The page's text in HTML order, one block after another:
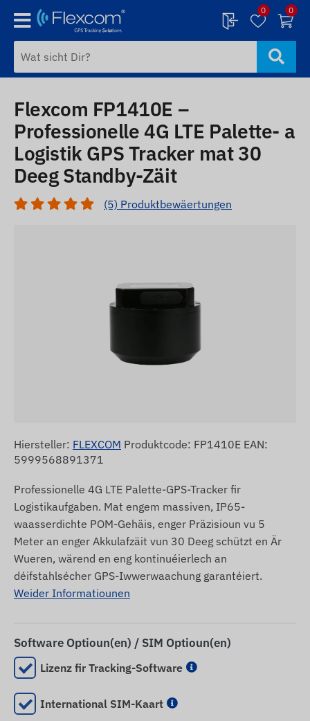
0 0
Flexcom FP1410E –
Professionelle 4G LTE Palette- a
Logistik GPS Tracker mat 30
Deeg Standby-Zäit
(5) Produktbewäertungen
Hiersteller: FLEXCOM Produktcode: FP1410E EAN:
5999568891371
Professionelle 4G LTE Palette-GPS-Tracker fir
Logistikaufgaben. Mat engem massiven, IP65-
waasserdichte POM-Gehäis, enger Präzisioun vu 5
Meter an enger Akkulafzäit vun 30 Deeg schützt en Är
Wueren, wärend en eng kontinuéierlech an
déifstahlsécher GPS-Iwwerwaachung garantéiert.
Weider Informatiounen
Software Optioun(en) / SIM Optioun(en)
Lizenz fir Tracking-Software
International SIM-Kaart